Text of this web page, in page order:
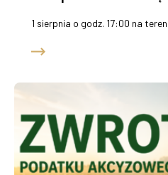
1 sierpnia o godz. 17:00 na